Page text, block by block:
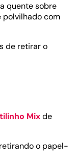
quente sobre
polvilhado com
de retirar o
Mixde
o papel-